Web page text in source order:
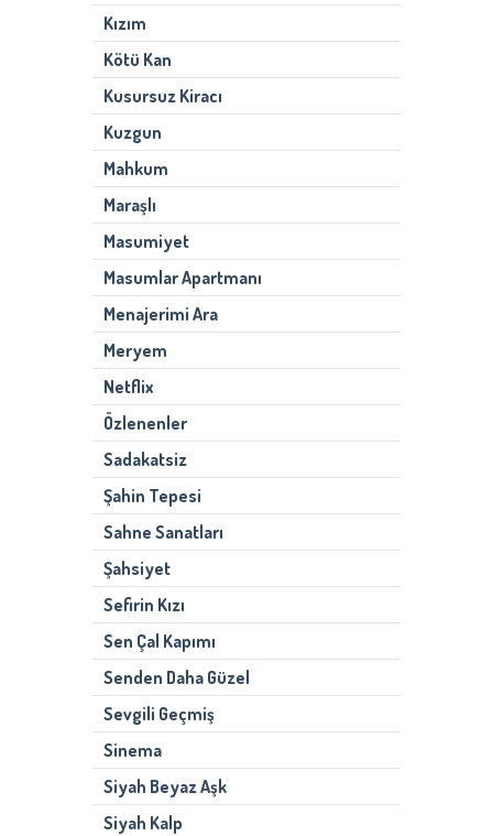
Kızım
Kötü Kan
Kusursuz Kiracı
Kuzgun
Mahkum
Maraşlı
Masumiyet
Masumlar Apartmanı
Menajerimi Ara
Meryem
Netflix
Özlenenler
Sadakatsiz
Şahin Tepesi
Sahne Sanatları
Şahsiyet
Sefirin Kızı
Sen Çal Kapımı
Senden Daha Güzel
Sevgili Geçmiş
Sinema
Siyah Beyaz Aşk
Siyah Kalp